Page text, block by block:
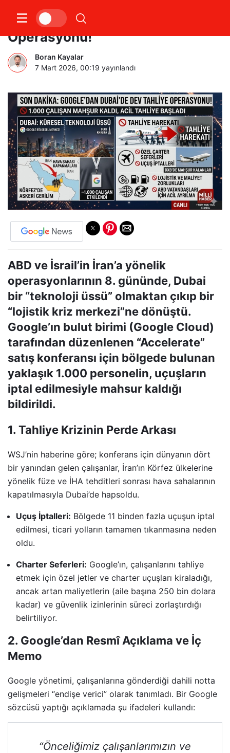
Google’dan Dubai’de Dev Tahliye
Operasyonu!
Boran Kayalar
7 Mart 2026, 00:19 yayınlandı
ABD ve İsrail’in İran’a yönelik
operasyonlarının 8. gününde, Dubai
bir “teknoloji üssü” olmaktan çıkıp bir
“lojistik kriz merkezi”ne dönüştü.
Google’ın bulut birimi (Google Cloud)
tarafından düzenlenen “Accelerate”
satış konferansı için bölgede bulunan
yaklaşık 1.000 personelin, uçuşların
iptal edilmesiyle mahsur kaldığı
bildirildi.
1. Tahliye Krizinin Perde Arkası
WSJ’nin haberine göre; konferans için dünyanın dört
bir yanından gelen çalışanlar, İran’ın Körfez ülkelerine
yönelik füze ve İHA tehditleri sonrası hava sahalarının
kapatılmasıyla Dubai’de hapsoldu.
Uçuş İptalleri: Bölgede 11 binden fazla uçuşun iptal
edilmesi, ticari yolların tamamen tıkanmasına neden
oldu.
Charter Seferleri: Google’ın, çalışanlarını tahliye
etmek için özel jetler ve charter uçuşları kiraladığı,
ancak artan maliyetlerin (aile başına 250 bin dolara
kadar) ve güvenlik izinlerinin süreci zorlaştırdığı
belirtiliyor.
2. Google’dan Resmî Açıklama ve İç
Memo
Google yönetimi, çalışanlarına gönderdiği dahili notta
gelişmeleri “endişe verici” olarak tanımladı. Bir Google
sözcüsü yaptığı açıklamada şu ifadeleri kullandı:
“Önceliğimiz çalışanlarımızın ve